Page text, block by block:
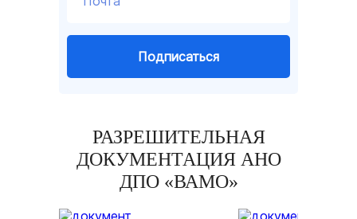
Подписаться
РАЗРЕШИТЕЛЬНАЯ
ДОКУМЕНТАЦИЯ АНО
ДПО «ВАМО»